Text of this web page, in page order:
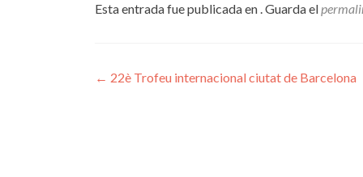
Esta entrada fue publicada en . Guarda el
Navegación
← 22è Trofeu internacional ciutat de Barcelona